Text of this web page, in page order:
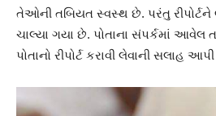
તેઓની તબિયત સ્વસ્થ છે. પરંતુ
ચાલ્યા ગયા છે. પોતાના સંપર્કમાં આવેલ
પોતાનો રીપોર્ટ કરાવી લેવાની સલાહ